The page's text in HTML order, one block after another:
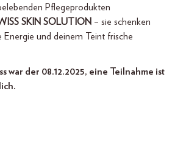
Pflegeprodukten
SKIN SOLUTION – sie schenken
Energie und deinem Teint frische
war der 08.12.2025, eine Teilnahme ist